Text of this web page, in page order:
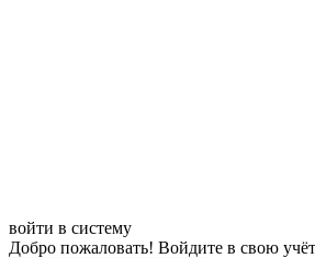
войти в систему
Добро пожаловать! Войдите в свою